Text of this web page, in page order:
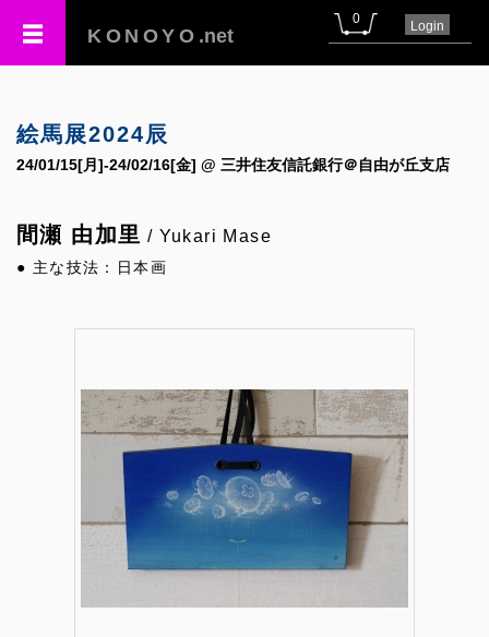
KONOYO .net
0 Login
絵馬展2024辰
24/01/15[月]-24/02/16[金] @ 三井住友信託銀行＠自由が丘支店
間瀬 由加里 / Yukari Mase
● 主な技法：日本画